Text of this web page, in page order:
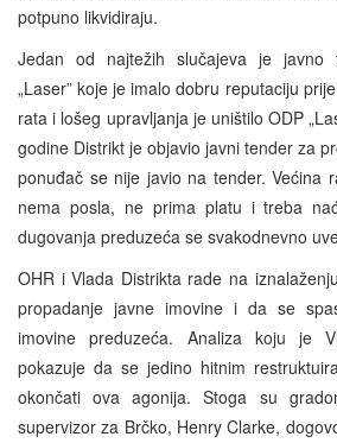
potpuno likvidiraju.
Jedan od najtežih slučajeva je javno
„Laser” koje je imalo dobru reputaciju
rata i lošeg upravljanja je uništilo ODP
godine Distrikt je objavio javni tender za
ponuđač se nije javio na tender. Većina
nema posla, ne prima platu i treba
dugovanja preduzeća se svakodnevno
OHR i Vlada Distrikta rade na
propadanje javne imovine i da se
imovine preduzeća. Analiza koju je
pokazuje da se jedino hitnim
okončati ova agonija. Stoga su
supervizor za Brčko, Henry Clarke,